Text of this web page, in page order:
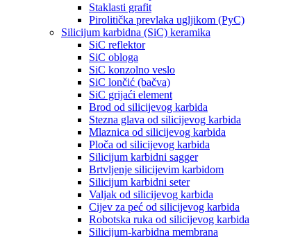
Staklasti grafit
Pirolitička prevlaka ugljikom (PyC)
Silicijum karbidna (SiC) keramika
SiC reflektor
SiC obloga
SiC konzolno veslo
SiC lončić (bačva)
SiC grijaći element
Brod od silicijevog karbida
Stezna glava od silicijevog karbida
Mlaznica od silicijevog karbida
Ploča od silicijevog karbida
Silicijum karbidni sagger
Brtvljenje silicijevim karbidom
Silicijum karbidni seter
Valjak od silicijevog karbida
Cijev za peć od silicijevog karbida
Robotska ruka od silicijevog karbida
Silicijum-karbidna membrana